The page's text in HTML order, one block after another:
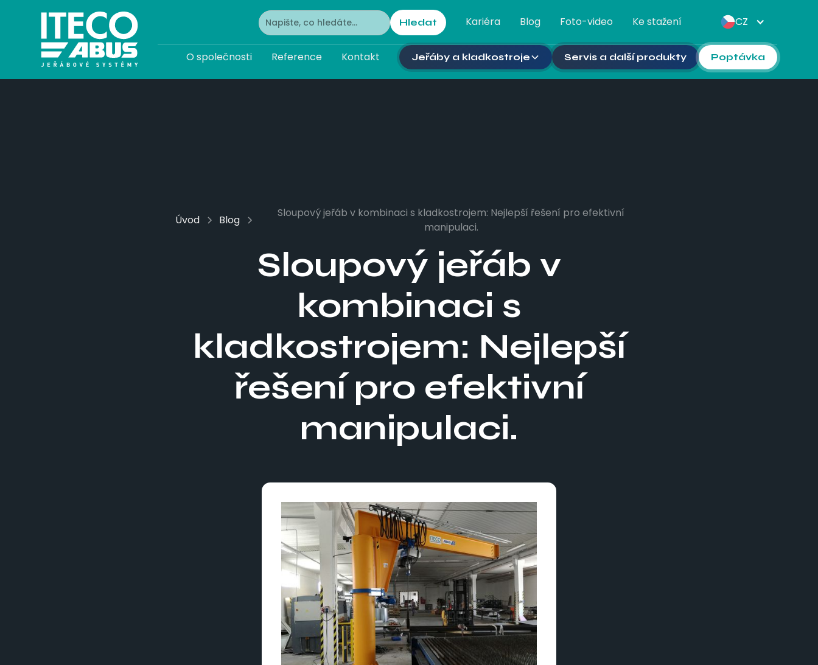
Kariéra Blog Foto-video Ke stažení CZ
O společnosti Reference Kontakt Jeřáby a kladkostroje Servis a další produkty Poptávka
Úvod Blog
Sloupový jeřáb v kombinaci s kladkostrojem: Nejlepší řešení pro efektivní
manipulaci.
Sloupový jeřáb v
kombinaci s
kladkostrojem: Nejlepší
řešení pro efektivní
manipulaci.